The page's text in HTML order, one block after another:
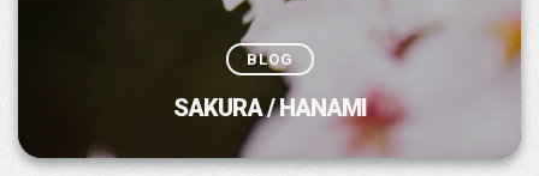
BLOG
SAKURA / HANAMI